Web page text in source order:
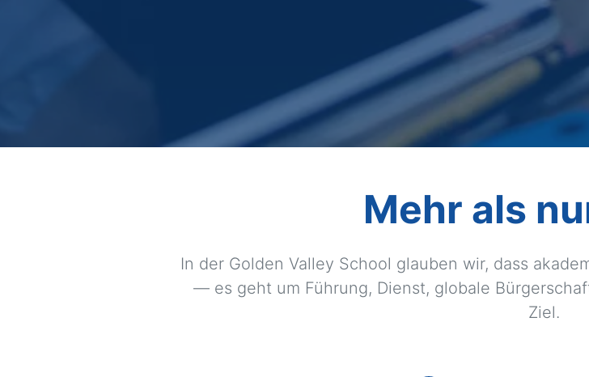
Mehr als
In der Golden Valley School glauben wir, dass
— es geht um Führung, Dienst, globale
Ziel.